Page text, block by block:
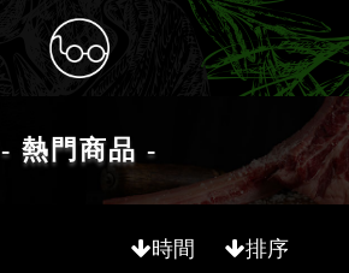
- 熱門商品 -
時間 排序